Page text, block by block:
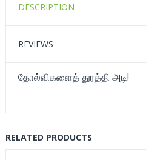
DESCRIPTION
REVIEWS
தோல்விகளைத் துரத்தி அடி!
.
RELATED PRODUCTS